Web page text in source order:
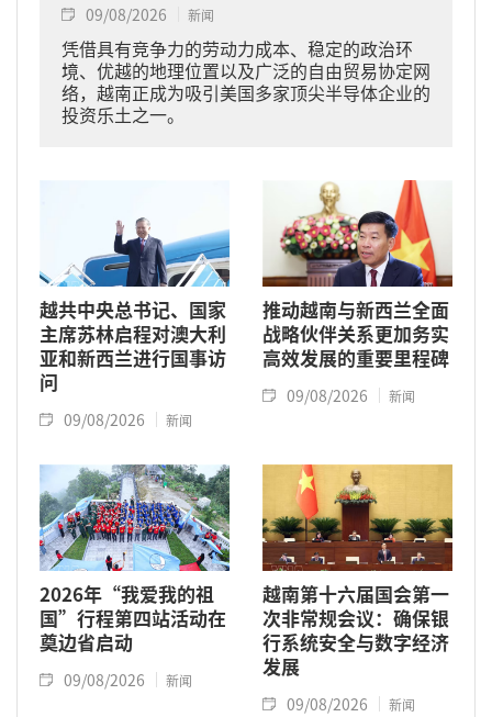
09/08/2026 新闻
凭借具有竞争力的劳动力成本、稳定的政治环
境、优越的地理位置以及广泛的自由贸易协定网
络，越南正成为吸引美国多家顶尖半导体企业的
投资乐土之一。
越共中央总书记、国家
主席苏林启程对澳大利
亚和新西兰进行国事访
问
09/08/2026 新闻
推动越南与新西兰全面
战略伙伴关系更加务实
高效发展的重要里程碑
09/08/2026 新闻
2026年“我爱我的祖
国”行程第四站活动在
奠边省启动
09/08/2026 新闻
越南第十六届国会第一
次非常规会议：确保银
行系统安全与数字经济
发展
09/08/2026 新闻